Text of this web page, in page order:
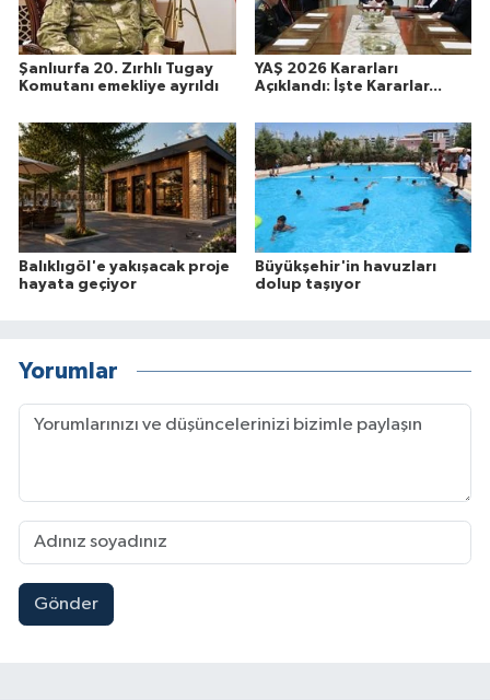
Şanlıurfa 20. Zırhlı Tugay
Komutanı emekliye ayrıldı
YAŞ 2026 Kararları
Açıklandı: İşte Kararlar...
Balıklıgöl'e yakışacak proje
hayata geçiyor
Büyükşehir'in havuzları
dolup taşıyor
Yorumlar
Gönder